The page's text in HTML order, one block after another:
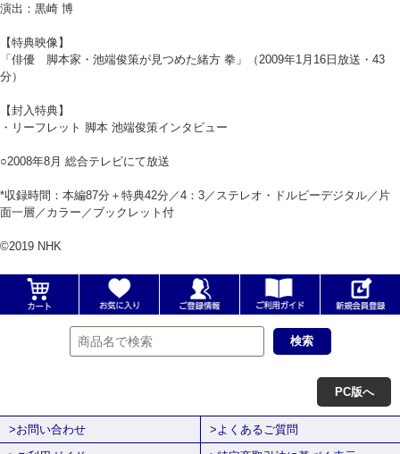
演出：黒崎 博
【特典映像】
「俳優 脚本家・池端俊策が見つめた緒方 拳」（2009年1月16日放送・43
分）
【封入特典】
・リーフレット 脚本 池端俊策インタビュー
○2008年8月 総合テレビにて放送
*収録時間：本編87分＋特典42分／4：3／ステレオ・ドルビーデジタル／片
面一層／カラー／ブックレット付
©2019 NHK
PC版へ
>お問い合わせ
>よくあるご質問